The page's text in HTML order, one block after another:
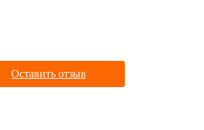
Оставить отзыв